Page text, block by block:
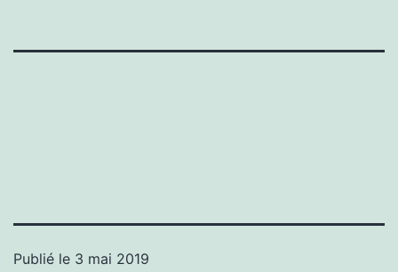
Publié le 3 mai 2019